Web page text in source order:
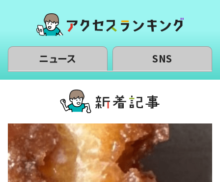
ニュース SNS